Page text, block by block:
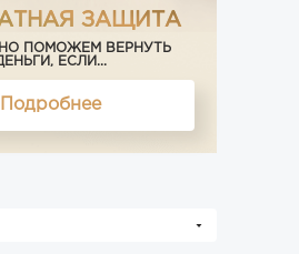
ЗАЩИТА
ПОМОЖЕМ ВЕРНУТЬ
ЕСЛИ...
Подробнее